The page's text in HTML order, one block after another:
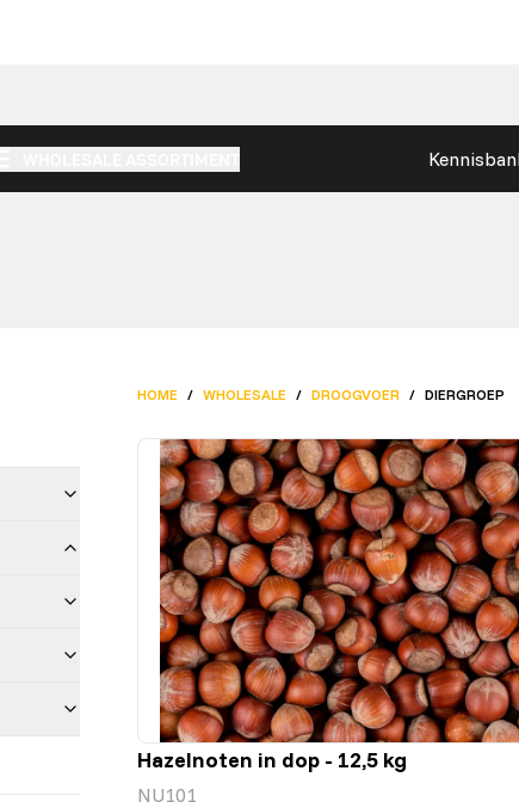
HOME / WHOLESALE / DROOGVOER / DIERGROEP
Hazelnoten in dop - 12,5 kg
NU101